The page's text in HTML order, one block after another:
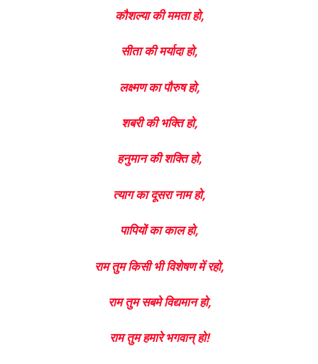
कौशल्या की ममता हो,
सीता की मर्यादा हो,
लक्ष्मण का पौरुष हो,
शबरी की भक्ति हो,
हनुमान की शक्ति हो,
त्याग का दूसरा नाम हो,
पापियों का काल हो,
राम तुम किसी भी विशेषण में रहो,
राम तुम सबमे विद्यमान हो,
राम तुम हमारे भगवान् हो!